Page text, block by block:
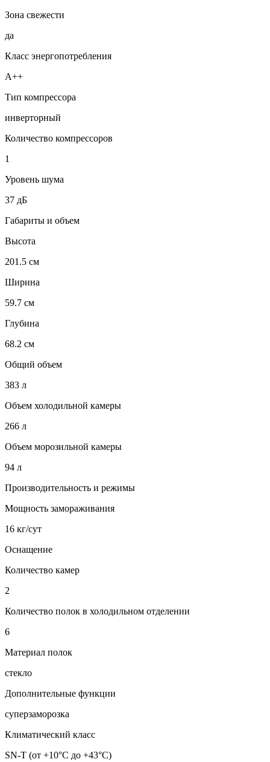
Зона свежести
да
Класс энергопотребления
A++
Тип компрессора
инверторный
Количество компрессоров
1
Уровень шума
37 дБ
Габариты и объем
Высота
201.5 см
Ширина
59.7 см
Глубина
68.2 см
Общий объем
383 л
Объем холодильной камеры
266 л
Объем морозильной камеры
94 л
Производительность и режимы
Мощность замораживания
16 кг/сут
Оснащение
Количество камер
2
Количество полок в холодильном отделении
6
Материал полок
стекло
Дополнительные функции
суперзаморозка
Климатический класс
SN-T (от +10°C до +43°C)